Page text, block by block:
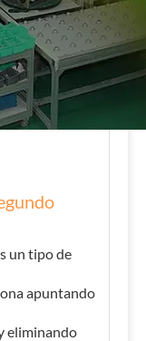
un tipo de
apuntando
eliminando